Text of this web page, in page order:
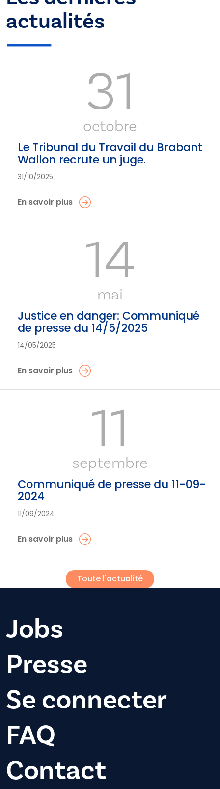
actualités
31
octobre
Le Tribunal du Travail du Brabant
Wallon recrute un juge.
31/10/2025
En savoir plus
14
mai
Justice en danger: Communiqué
de presse du 14/5/2025
14/05/2025
En savoir plus
11
septembre
Communiqué de presse du 11-09-
2024
11/09/2024
En savoir plus
Toute l'actualité
Jobs
Presse
Se connecter
FAQ
Contact